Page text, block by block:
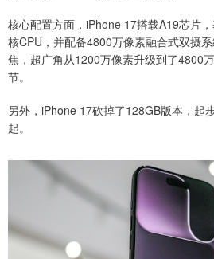
核心配置方面，iPhone 17搭载A19芯片
核CPU，并配备4800万像素融合式双摄
焦，超广角从1200万像素升级到了4800
节。
另外，iPhone 17砍掉了128GB版本，起
起。